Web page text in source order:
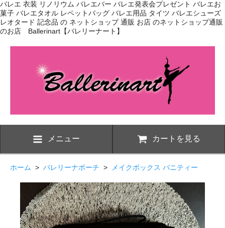
バレエ 衣装 リノリウム バレエバー バレエ発表会プレゼント バレエお
菓子 バレエタオル レペットバッグ バレエ用品 タイツ バレエシューズ
レオタード 記念品 の ネットショップ 通販 お店 のネットショップ通販
のお店 Ballerinart【バレリーナート】
メニュー カートを見る
ホーム > バレリーナポーチ > メイクボックス バニティー